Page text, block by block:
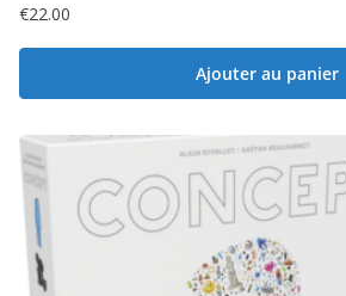
€22.00
Ajouter au panier